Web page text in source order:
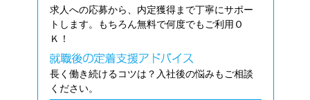
求人への応募から、内定獲得まで丁寧にサポー
トします。もちろん無料で何度でもご利用Ｏ
Ｋ！
長く働き続けるコツは？入社後の悩みもご相談
ください。